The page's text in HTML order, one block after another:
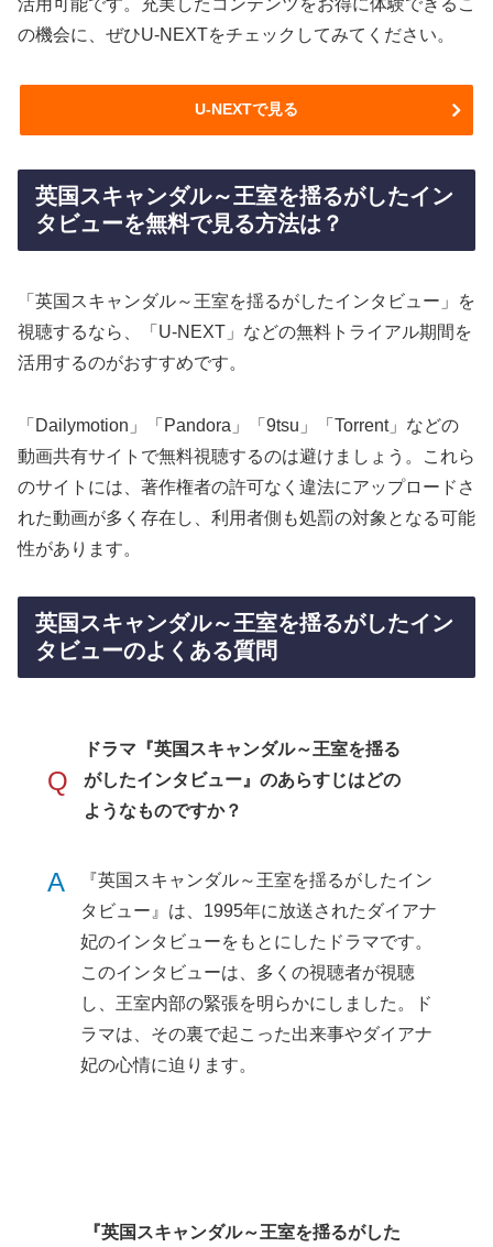
活用可能です。充実したコンテンツをお得に体験できるこ
の機会に、ぜひU-NEXTをチェックしてみてください。
U-NEXTで見る
英国スキャンダル～王室を揺るがしたイン
タビューを無料で見る方法は？
「英国スキャンダル～王室を揺るがしたインタビュー」を
視聴するなら、「U-NEXT」などの無料トライアル期間を
活用するのがおすすめです。
「Dailymotion」「Pandora」「9tsu」「Torrent」などの
動画共有サイトで無料視聴するのは避けましょう。これら
のサイトには、著作権者の許可なく違法にアップロードさ
れた動画が多く存在し、利用者側も処罰の対象となる可能
性があります。
英国スキャンダル～王室を揺るがしたイン
タビューのよくある質問
Q
ドラマ『英国スキャンダル～王室を揺る
がしたインタビュー』のあらすじはどの
ようなものですか？
A
『英国スキャンダル～王室を揺るがしたイン
タビュー』は、1995年に放送されたダイアナ
妃のインタビューをもとにしたドラマです。
このインタビューは、多くの視聴者が視聴
し、王室内部の緊張を明らかにしました。ド
ラマは、その裏で起こった出来事やダイアナ
妃の心情に迫ります。
『英国スキャンダル～王室を揺るがした